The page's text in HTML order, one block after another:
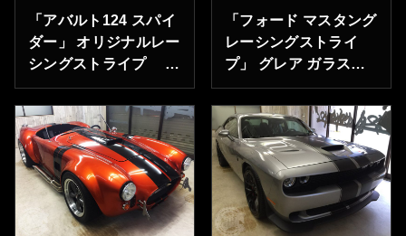
「アバルト124 スパイ
ダー」 オリジナルレー
シングストライプ 神
奈川県三浦市のM様あ
りがとうございます。
「フォード マスタング
レーシングストライ
プ」 グレア ガラスコ
ーティング 東京都町
田市のY様ありがとう
ございます。